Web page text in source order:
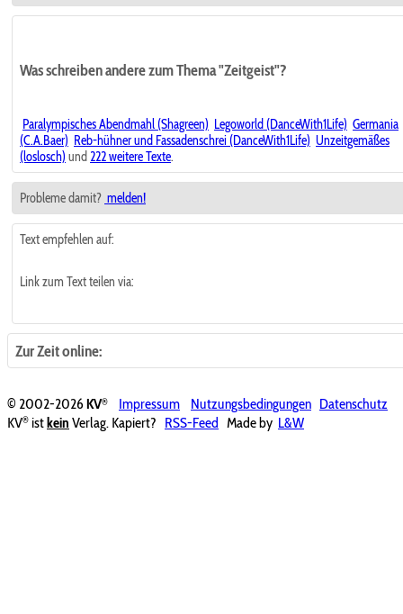
Was schreiben andere zum Thema "Zeitgeist"?
Paralympisches Abendmahl (Shagreen) Legoworld (DanceWith1Life) Germania
(C.A.Baer) Reb-hühner und Fassadenschrei (DanceWith1Life) Unzeitgemäßes
(loslosch) und 222 weitere Texte.
Probleme damit? melden!
Text empfehlen auf:
Link zum Text teilen via:
Zur Zeit online:
© 2002-2026KV® Impressum Nutzungsbedingungen Datenschutz
KV® ist kein Verlag. Kapiert? RSS-Feed Made by L&W